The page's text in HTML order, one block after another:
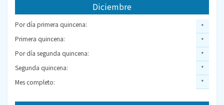
Diciembre
Por día primera quincena:
Primera quincena:
Por día segunda quincena:
Segunda quincena:
Mes completo:
*
*
*
*
*